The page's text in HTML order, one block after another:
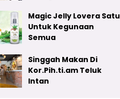
Magic Jelly Lovera Satu
Untuk Kegunaan
Semua
Singgah Makan Di
Kor.Pih.ti.am Teluk
Intan